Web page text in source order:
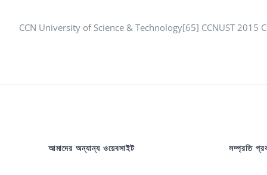
CCN University of Science & Technology[65] CCNUST
আমাদের অন্যান্য ওয়েবসাইট সম্প্রতি